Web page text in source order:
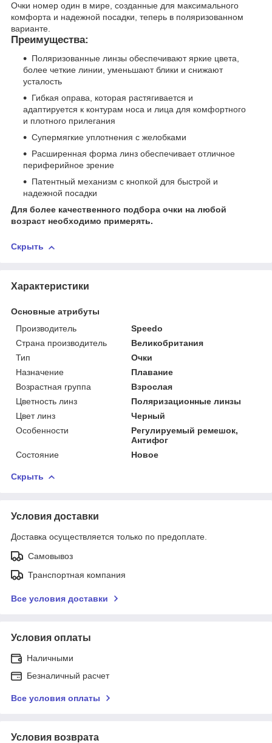
Очки номер один в мире, созданные для максимального
комфорта и надежной посадки, теперь в поляризованном
варианте.
Преимущества:
Поляризованные линзы обеспечивают яркие цвета,
более четкие линии, уменьшают блики и снижают
усталость
Гибкая оправа, которая растягивается и
адаптируется к контурам носа и лица для комфортного
и плотного прилегания
Супермягкие уплотнения с желобками
Расширенная форма линз обеспечивает отличное
периферийное зрение
Патентный механизм с кнопкой для быстрой и
надежной посадки
Для более качественного подбора очки на любой
возраст необходимо примерять.
Скрыть
Характеристики
Основные атрибуты
Производитель
Speedo
Страна производитель
Великобритания
Тип
Очки
Назначение
Плавание
Возрастная группа
Взрослая
Цветность линз
Поляризационные линзы
Цвет линз
Черный
Особенности
Регулируемый ремешок,
Антифог
Состояние
Новое
Скрыть
Условия доставки
Доставка осуществляется только по предоплате.
Самовывоз
Транспортная компания
Все условия доставки
Условия оплаты
Наличными
Безналичный расчет
Все условия оплаты
Условия возврата